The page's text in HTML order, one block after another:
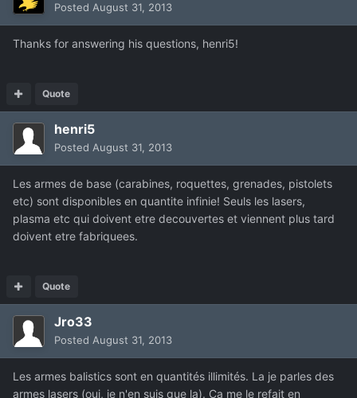
Posted August 31, 2013
Thanks for answering his questions, henri5!
Quote
henri5
Posted August 31, 2013
Les armes de base (carabines, roquettes, grenades, pistolets
etc) sont disponibles en quantite infinie! Seuls les lasers,
plasma etc qui doivent etre decouvertes et viennent plus tard
doivent etre fabriquees.
Quote
Jro33
Posted August 31, 2013
Les armes balistics sont en quantités illimités. La je parles des
armes lasers (oui, je n'en suis que la). Ca me le refait en